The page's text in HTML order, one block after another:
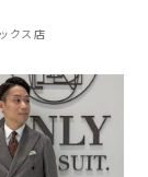
クス店